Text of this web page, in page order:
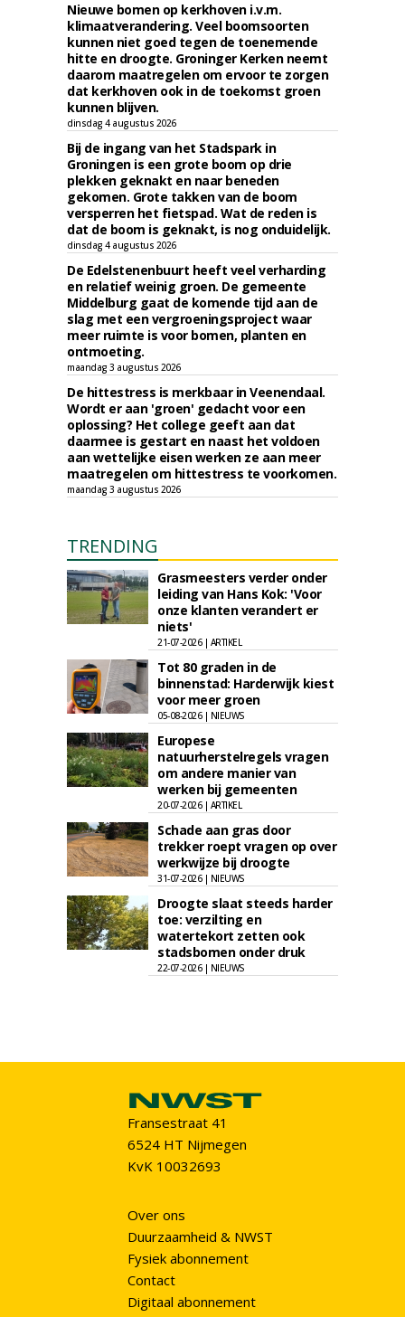
Nieuwe bomen op kerkhoven i.v.m.
klimaatverandering. Veel boomsoorten
kunnen niet goed tegen de toenemende
hitte en droogte. Groninger Kerken neemt
daarom maatregelen om ervoor te zorgen
dat kerkhoven ook in de toekomst groen
kunnen blijven.
dinsdag 4 augustus 2026
Bij de ingang van het Stadspark in
Groningen is een grote boom op drie
plekken geknakt en naar beneden
gekomen. Grote takken van de boom
versperren het fietspad. Wat de reden is
dat de boom is geknakt, is nog onduidelijk.
dinsdag 4 augustus 2026
De Edelstenenbuurt heeft veel verharding
en relatief weinig groen. De gemeente
Middelburg gaat de komende tijd aan de
slag met een vergroeningsproject waar
meer ruimte is voor bomen, planten en
ontmoeting.
maandag 3 augustus 2026
De hittestress is merkbaar in Veenendaal.
Wordt er aan 'groen' gedacht voor een
oplossing? Het college geeft aan dat
daarmee is gestart en naast het voldoen
aan wettelijke eisen werken ze aan meer
maatregelen om hittestress te voorkomen.
maandag 3 augustus 2026
TRENDING
Grasmeesters verder onder
leiding van Hans Kok: 'Voor
onze klanten verandert er
niets'
21-07-2026 | ARTIKEL
Tot 80 graden in de
binnenstad: Harderwijk kiest
voor meer groen
05-08-2026 | NIEUWS
Europese
natuurherstelregels vragen
om andere manier van
werken bij gemeenten
20-07-2026 | ARTIKEL
Schade aan gras door
trekker roept vragen op over
werkwijze bij droogte
31-07-2026 | NIEUWS
Droogte slaat steeds harder
toe: verzilting en
watertekort zetten ook
stadsbomen onder druk
22-07-2026 | NIEUWS
Fransestraat 41
6524 HT Nijmegen
KvK 10032693
Over ons
Duurzaamheid & NWST
Fysiek abonnement
Contact
Digitaal abonnement